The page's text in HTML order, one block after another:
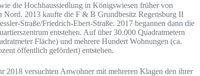
die Hochhaussiedlung in Königswiesen früher von
Nord. 2013 kaufte die F & B Grundbesitz Regensburg II
Straße/Friedrich-Ebert-Straße. 2017 begannen dann die
entstehen. Auf über 30.000 Quadratmetern
Fläche) und mehrere Hundert Wohnungen (ca.
öffentlich gefördert) entstehen.
2018 versuchten Anwohner mit mehreren Klagen den ihrer